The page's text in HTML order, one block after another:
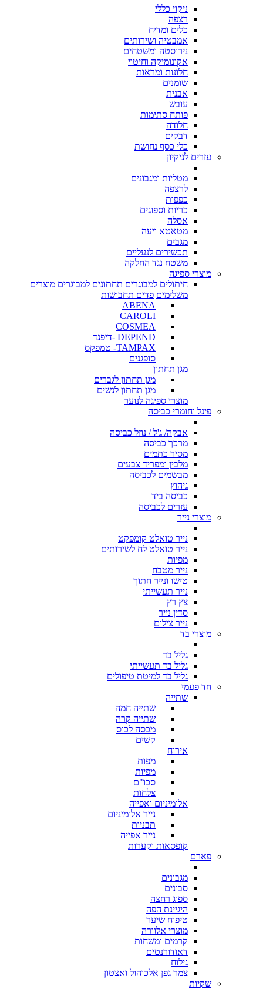
ניקוי כללי
רצפה
כלים ומדיח
אמבטיה ושירותים
נירוסטה ומשטחים
אקונומיקה וחיטוי
חלונות ומראות
שומנים
אבנית
עובש
פותח סתימות
חלודה
דבקים
כלי כסף נחושת
עזרים לניקיון
מטליות ומגבונים
לרצפה
כפפות
כריות וספוגים
אסלה
מטאטא ויעה
מגבים
תכשירים לנעליים
משטח נגד החלקה
מוצרי ספיגה
חיתולים למבוגרים תחתונים למבוגרים מוצרים
משלימים פדים תחבושות
ABENA
CAROLI
COSMEA
DEPEND -דיפנד
TAMPAX- טמפקס
סופגנים
מגן תחתון
מגן תחתון לגברים
מגן תחתון לנשים
מוצרי ספיגה לנוער
פינל וחומרי כביסה
אבקה/ ג'ל / נוזל כביסה
מרכך כביסה
מסיר כתמים
מלבין ומפריד צבעים
מבשמים לכביסה
גיהוץ
כביסה ביד
עזרים לכביסה
מוצרי נייר
נייר טואלט קומפקט
נייר טואלט לח לשירותים
מפיות
נייר מטבח
טישו ונייר חתוך
נייר תעשייתי
צץ רץ
סדין נייר
נייר צילום
מוצרי בד
גליל בד
גליל בד תעשייתי
גליל בד למיטת טיפולים
חד פעמי
שתייה
שתייה חמה
שתייה קרה
מכסה לכוס
קשים
אירוח
מפות
מפיות
סכו"ם
צלחות
אלומיניום ואפייה
נייר אלומיניום
תבניות
נייר אפייה
קופסאות וקערות
פארם
מגבונים
סבונים
ספוג רחצה
היגיינת הפה
טיפוח שיער
מוצרי אלוורה
קרמים ומשחות
דאודורנטים
גילוח
צמר גפן אלכוהול ואצטון
שקיות